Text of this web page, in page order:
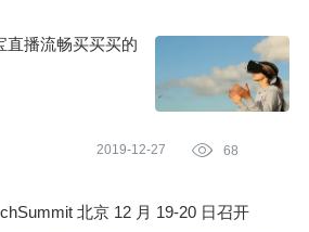
直播流畅买买买的
2019-12-27  68
北京 12 月 19-20 日召开